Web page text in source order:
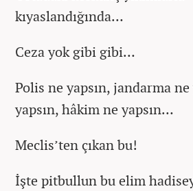
kıyaslandığında…
Ceza yok gibi gibi…
Polis ne yapsın, jandarma ne
yapsın, hâkim ne yapsın…
Meclis’ten çıkan bu!
İşte pitbullun bu elim